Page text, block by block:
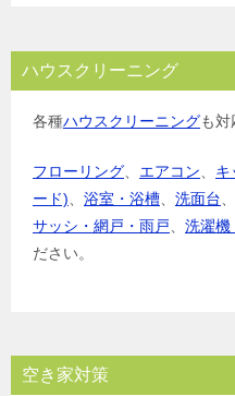
ハウスクリーニング
各種ハウスクリーニングも対
フローリング エアコン キ
ード)
浴室・浴槽 洗面台
サッシ・網戸・雨戸
洗濯機
ださい。
空き家対策